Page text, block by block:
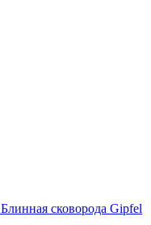
Блинная сковорода Gipfel